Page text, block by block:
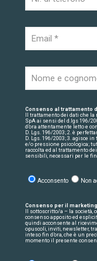
Consenso al trattamento
Il trattamento dei dati che
SpA ai sensi del d.lgs 196/
d’ora attentamente letto e
D. Lgs. 196/2003; 2. è
D. Lgs. 196/2003; 3. agisce
e/o pressione psicologica;
raccolta ed al trattamento
sensibili, necessari per le
Acconsento Non
Consenso per il
Il sottoscritto/a – la società,
consenso apposito ed
quindi acconsente al
opuscoli, inviti, newsletter,
inteso fin d’ora, che è un
momento il presente